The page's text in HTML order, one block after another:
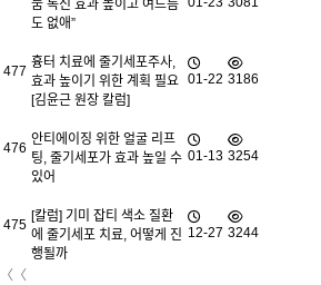
눔 톡신 효과 높이고 여드름
도 없애”
477
흉터 치료에 줄기세포주사,
효과 높이기 위한 계획 필요
[김윤근 원장 칼럼]
01-22 3186
476
안티에이징 위한 얼굴 리프
팅, 줄기세포가 효과 높일 수
있어
01-13 3254
475
[칼럼] 기미 잡티 색소 질환
에 줄기세포 치료, 어떻게 진
행될까
12-27 3244
〈〈